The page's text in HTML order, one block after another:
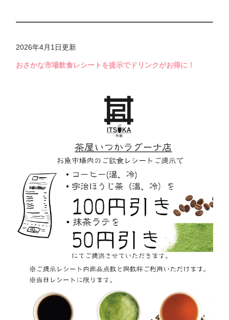
2026年4月1日更新
おさかな市場飲食レシートを提示でドリンクがお得に！